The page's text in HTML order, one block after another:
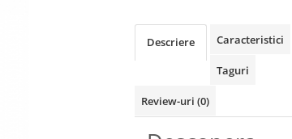
Descriere Caracteristici
Taguri
Review-uri (0)